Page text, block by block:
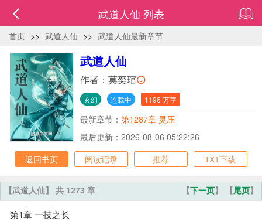
武道人仙 列表
首页 >> 武道人仙 >> 武道人仙最新章节
武道人仙
作者： 莫奕琯
玄幻 连载中 1196 万字
最新章节： 第1287章 灵压
最后更新：2026-08-06 05:22:26
返回书页
阅读记录 推荐 TXT下载
【下一页】 【尾页】
【武道人仙】 共 1273 章
第1章 一技之长